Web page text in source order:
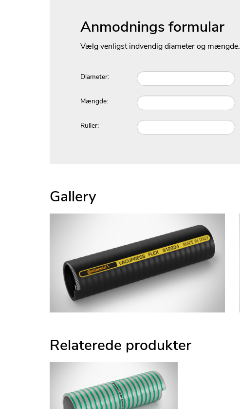
Anmodnings formular
Vælg venligst indvendig diameter og mængde.
Diameter:
Mængde:
Ruller:
Gallery
Relaterede produkter